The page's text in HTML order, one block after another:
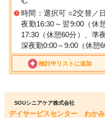
時間：選択可 ○2交替／
夜勤16:30～翌9:00（休
17:30（休憩60分）、準
深夜勤0:00～9:00（休憩
検討中リストに追加
SOUシニアケア株式会社
デイサービスセンター わか